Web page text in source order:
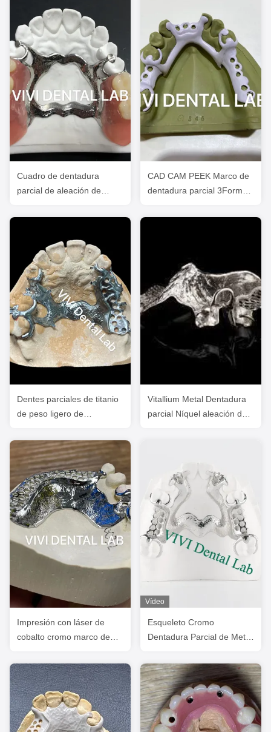
Cuadro de dentadura
parcial de aleación de
Exocad
CAD CAM PEEK Marco de
dentadura parcial 3Forma
exocad
Dentes parciales de titanio
de peso ligero de
Vitallium Metal Dentadura
parcial Níquel aleación de
Impresión con láser de
cobalto cromo marco de
libre
Vídeo
Esqueleto Cromo
Dentadura Parcial de Metal
Dentadura CoCr